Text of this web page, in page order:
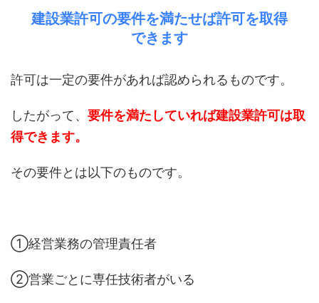
建設業許可の要件を満たせば許可を取得
できます
許可は一定の要件があれば認められるものです。
したがって、 要件を満たしていれば建設業許可は取
得できます。
その要件とは以下のものです。
①経営業務の管理責任者
②営業ごとに専任技術者がいる